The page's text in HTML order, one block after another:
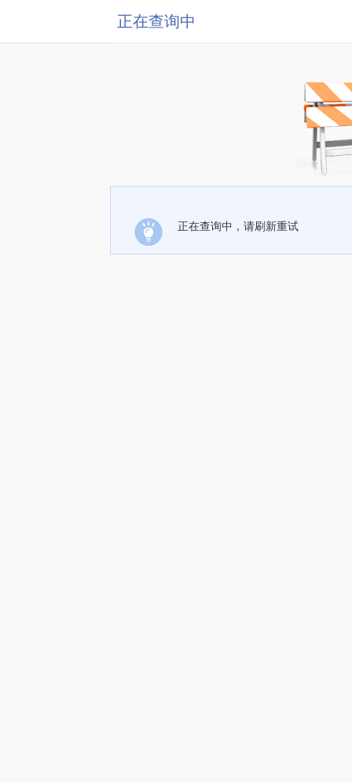
正在查询中
正在查询中，请刷新重试